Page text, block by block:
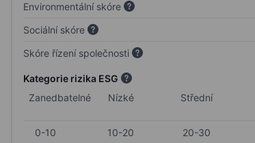
Environmentální skóre
Sociální skóre
Skóre řízení společnosti
Kategorie rizika ESG
Zanedbatelné
Nízké Střední
0-10 10-20 20-30